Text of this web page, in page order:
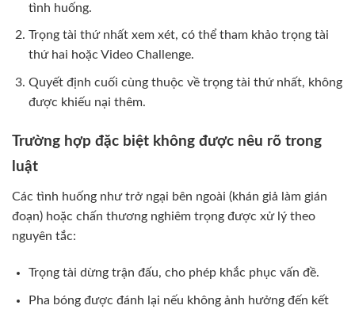
tình huống.
Trọng tài thứ nhất xem xét, có thể tham khảo trọng tài
thứ hai hoặc Video Challenge.
Quyết định cuối cùng thuộc về trọng tài thứ nhất, không
được khiếu nại thêm.
Trường hợp đặc biệt không được nêu rõ trong
luật
Các tình huống như trở ngại bên ngoài (khán giả làm gián
đoạn) hoặc chấn thương nghiêm trọng được xử lý theo
nguyên tắc:
Trọng tài dừng trận đấu, cho phép khắc phục vấn đề.
Pha bóng được đánh lại nếu không ảnh hưởng đến kết